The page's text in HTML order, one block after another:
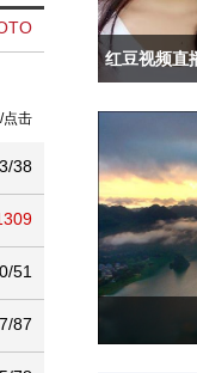
点击
3/38
0/51
7/87
红豆视频直